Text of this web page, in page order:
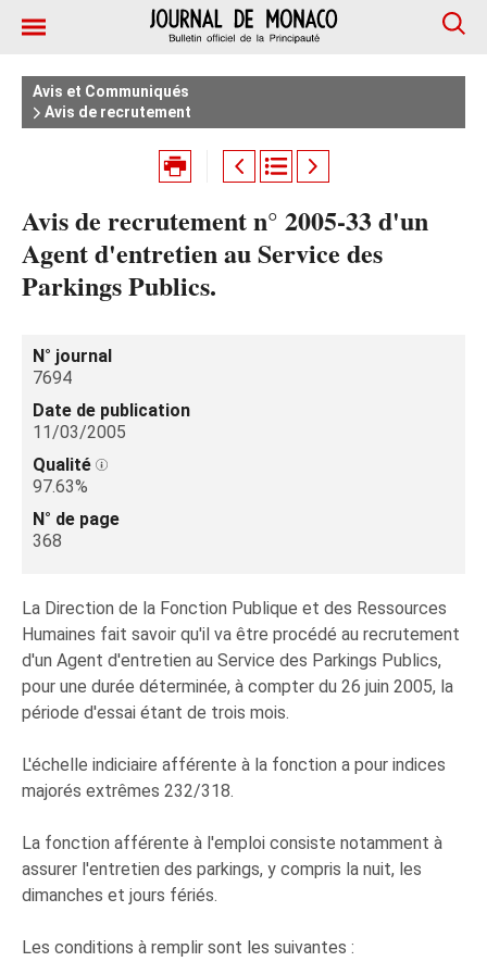
Avis et Communiqués
Avis de recrutement
Avis de recrutement n° 2005-33 d'un
Agent d'entretien au Service des
Parkings Publics.
N° journal
7694
Date de publication
11/03/2005
Qualité
97.63%
N° de page
368
La Direction de la Fonction Publique et des Ressources
Humaines fait savoir qu'il va être procédé au recrutement
d'un Agent d'entretien au Service des Parkings Publics,
pour une durée déterminée, à compter du 26 juin 2005, la
période d'essai étant de trois mois.
L'échelle indiciaire afférente à la fonction a pour indices
majorés extrêmes 232/318.
La fonction afférente à l'emploi consiste notamment à
assurer l'entretien des parkings, y compris la nuit, les
dimanches et jours fériés.
Les conditions à remplir sont les suivantes :